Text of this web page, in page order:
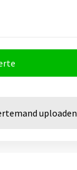
uploaden